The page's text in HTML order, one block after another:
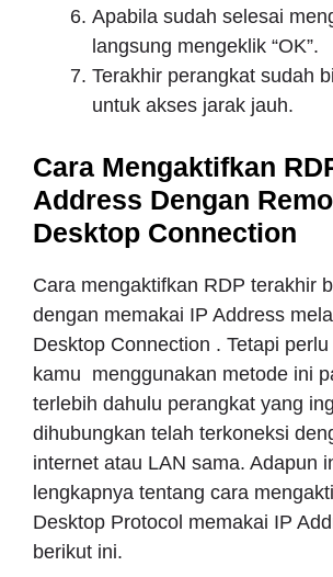
Apabila sudah selesai
langsung mengeklik “OK”.
Terakhir perangkat sudah
untuk akses jarak jauh.
Cara Mengaktifkan
Address Dengan
Desktop Connection
Cara mengaktifkan RDP terakhir
dengan memakai IP Address
Desktop Connection . Tetapi
kamu menggunakan metode ini
terlebih dahulu perangkat yang
dihubungkan telah terkoneksi
internet atau LAN sama. Adapun
lengkapnya tentang cara
Desktop Protocol memakai IP
berikut ini.